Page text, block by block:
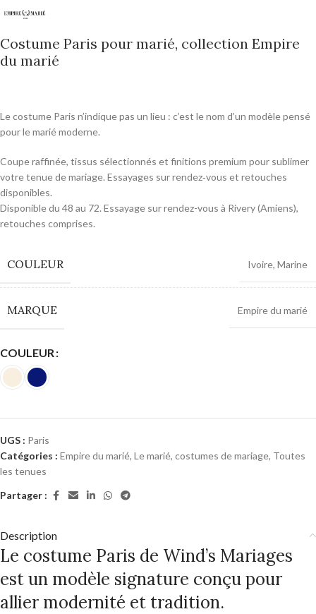
Costume Paris pour marié, collection Empire
du marié
Le costume Paris n’indique pas un lieu : c’est le nom d’un modèle pensé
pour le marié moderne.
Coupe raffinée, tissus sélectionnés et finitions premium pour sublimer
votre tenue de mariage. Essayages sur rendez‑vous et retouches
disponibles.
Disponible du 48 au 72. Essayage sur rendez-vous à Rivery (Amiens),
retouches comprises.
COULEUR Ivoire, Marine
MARQUE Empire du marié
COULEUR
UGS : Paris
Catégories : Empire du marié, Le marié, costumes de mariage, Toutes
les tenues
Partager :
Description
Le costume Paris de Wind’s Mariages
est un modèle signature conçu pour
allier modernité et tradition.